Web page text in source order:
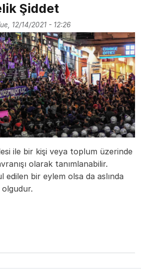
Şiddet
12/14/2021 - 12:26
ile bir kişi veya toplum üzerinde
olarak tanımlanabilir.
edilen bir eylem olsa da aslında
Yönelik Şiddet